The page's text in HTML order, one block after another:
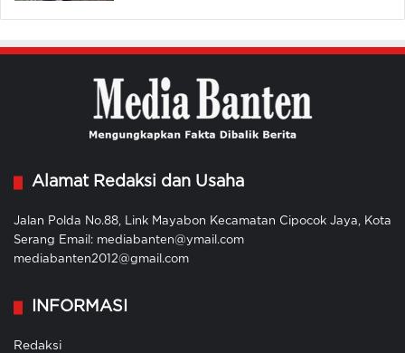
Alamat Redaksi dan Usaha
Jalan Polda No.88, Link Mayabon Kecamatan Cipocok Jaya, Kota
Serang Email: mediabanten@ymail.com
mediabanten2012@gmail.com
INFORMASI
Redaksi